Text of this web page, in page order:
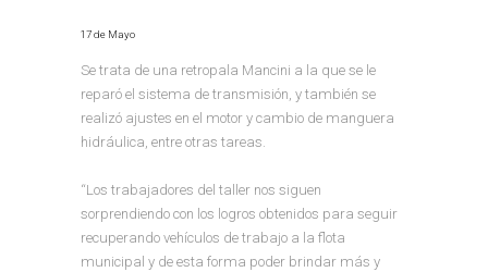
17 de Mayo
Se trata de una retropala Mancini a la que se le
reparó el sistema de transmisión, y también se
realizó ajustes en el motor y cambio de manguera
hidráulica, entre otras tareas.
“Los trabajadores del taller nos siguen
sorprendiendo con los logros obtenidos para seguir
recuperando vehículos de trabajo a la flota
municipal y de esta forma poder brindar más y